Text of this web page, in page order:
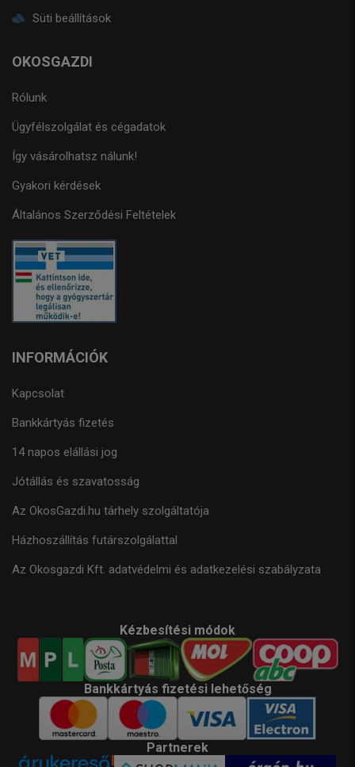
Süti beállítások
OKOSGAZDI
Rólunk
Ügyfélszolgálat és cégadatok
Így vásárolhatsz nálunk!
Gyakori kérdések
Általános Szerződési Feltételek
INFORMÁCIÓK
Kapcsolat
Bankkártyás fizetés
14 napos elállási jog
Jótállás és szavatosság
Az OkosGazdi.hu tárhely szolgáltatója
Házhoszállítás futárszolgálattal
Az Okosgazdi Kft. adatvédelmi és adatkezelési szabályzata
Kézbesítési módok
Bankkártyás fizetési lehetőség
Partnerek